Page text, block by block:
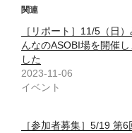
関連
［リポート］11/5（日）
んなのASOBI場を開催し
した
2023-11-06
イベント
［参加者募集］5/19 第6